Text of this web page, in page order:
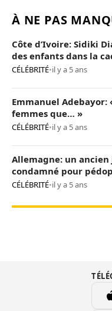
À NE PAS
Côte d’Ivoire: Sidiki
des enfants dans la
CÉLÉBRITÉ•il y a 5 ans
Emmanuel Adebayor:
femmes que… »
CÉLÉBRITÉ•il y a 5 ans
Allemagne: un
condamné pour
CÉLÉBRITÉ•il y a 5 ans